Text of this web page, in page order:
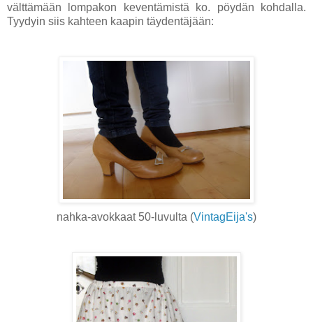
välttämään lompakon keventämistä ko. pöydän kohdalla.
Tyydyin siis kahteen kaapin täydentäjään:
nahka-avokkaat 50-luvulta (VintagEija's)